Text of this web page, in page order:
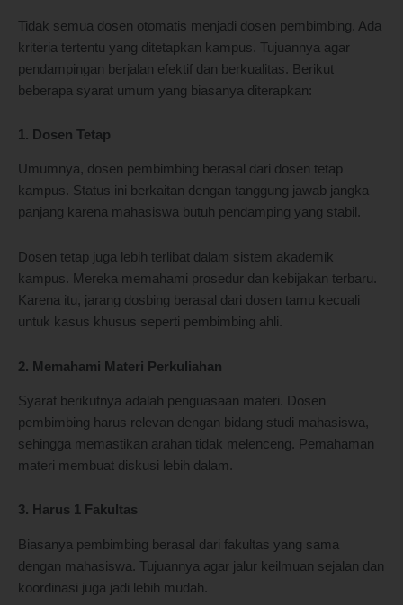
Tidak semua dosen otomatis menjadi dosen pembimbing. Ada
kriteria tertentu yang ditetapkan kampus. Tujuannya agar
pendampingan berjalan efektif dan berkualitas. Berikut
beberapa syarat umum yang biasanya diterapkan:
1. Dosen Tetap
Umumnya, dosen pembimbing berasal dari dosen tetap
kampus. Status ini berkaitan dengan tanggung jawab jangka
panjang karena mahasiswa butuh pendamping yang stabil.
Dosen tetap juga lebih terlibat dalam sistem akademik
kampus. Mereka memahami prosedur dan kebijakan terbaru.
Karena itu, jarang dosbing berasal dari dosen tamu kecuali
untuk kasus khusus seperti pembimbing ahli.
2. Memahami Materi Perkuliahan
Syarat berikutnya adalah penguasaan materi. Dosen
pembimbing harus relevan dengan bidang studi mahasiswa,
sehingga memastikan arahan tidak melenceng. Pemahaman
materi membuat diskusi lebih dalam.
3. Harus 1 Fakultas
Biasanya pembimbing berasal dari fakultas yang sama
dengan mahasiswa. Tujuannya agar jalur keilmuan sejalan dan
koordinasi juga jadi lebih mudah.